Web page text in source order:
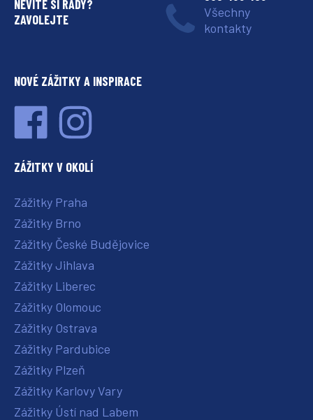
NEVÍTE SI RADY?
ZAVOLEJTE
Všechny
kontakty
NOVÉ ZÁŽITKY A INSPIRACE
ZÁŽITKY V OKOLÍ
Zážitky Praha
Zážitky Brno
Zážitky České Budějovice
Zážitky Jihlava
Zážitky Liberec
Zážitky Olomouc
Zážitky Ostrava
Zážitky Pardubice
Zážitky Plzeň
Zážitky Karlovy Vary
Zážitky Ústí nad Labem